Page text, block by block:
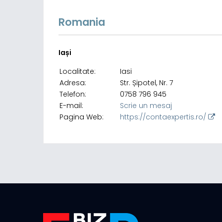
Romania
Iași
Localitate:
Iasi
Adresa:
Str. Șipotel, Nr. 7
Telefon:
0758 796 945
E-mail:
Scrie un mesaj
Pagina Web:
https://contaexpertis.ro/